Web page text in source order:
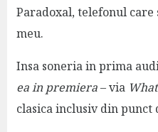
Paradoxal, telefonul
meu.
Insa soneria in prima
ea in premiera– via
clasica inclusiv din punct